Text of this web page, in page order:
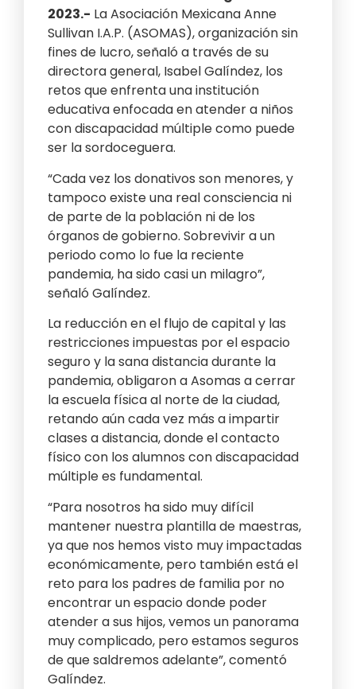
2023.- La Asociación Mexicana Anne
Sullivan I.A.P. (ASOMAS), organización sin
fines de lucro, señaló a través de su
directora general, Isabel Galíndez, los
retos que enfrenta una institución
educativa enfocada en atender a niños
con discapacidad múltiple como puede
ser la sordoceguera.
“Cada vez los donativos son menores, y
tampoco existe una real consciencia ni
de parte de la población ni de los
órganos de gobierno. Sobrevivir a un
periodo como lo fue la reciente
pandemia, ha sido casi un milagro”,
señaló Galíndez.
La reducción en el flujo de capital y las
restricciones impuestas por el espacio
seguro y la sana distancia durante la
pandemia, obligaron a Asomas a cerrar
la escuela física al norte de la ciudad,
retando aún cada vez más a impartir
clases a distancia, donde el contacto
físico con los alumnos con discapacidad
múltiple es fundamental.
“Para nosotros ha sido muy difícil
mantener nuestra plantilla de maestras,
ya que nos hemos visto muy impactadas
económicamente, pero también está el
reto para los padres de familia por no
encontrar un espacio donde poder
atender a sus hijos, vemos un panorama
muy complicado, pero estamos seguros
de que saldremos adelante”, comentó
Galíndez.